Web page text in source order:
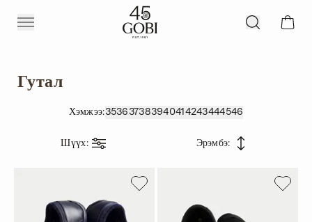
Гутал
Хэмжээ:3536 3738394041 4243444546
Шүүх: Эрэмбэ: